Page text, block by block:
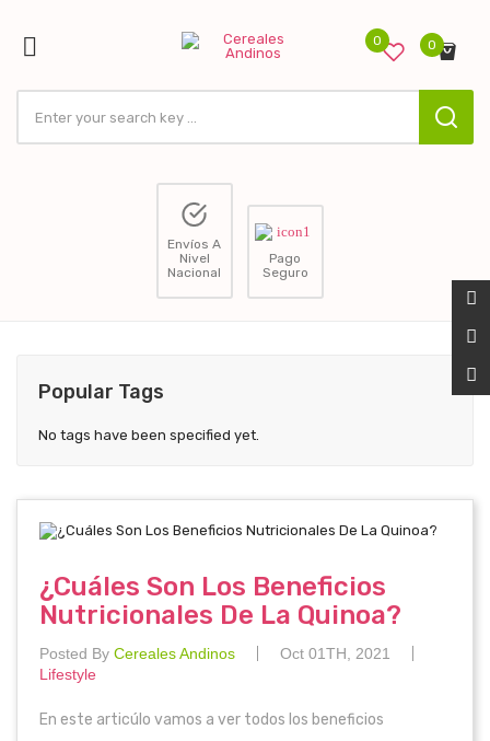
 0 0
Envíos A
Nivel
Nacional
Pago
Seguro
Popular Tags
No tags have been specified yet.
¿Cuáles Son Los Beneficios
Nutricionales De La Quinoa?
Posted By Cereales Andinos
Oct 01TH, 2021
Lifestyle
En este articúlo vamos a ver todos los beneficios